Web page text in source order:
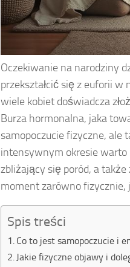
Oczekiwanie na narodziny
przekształcić się z euforii
wiele kobiet doświadcza
Burza hormonalna, jaka
samopoczucie fizyczne, ale
intensywnym okresie
zbliżający się poród, a
moment zarówno fizycznie,
Spis treści
Co to jest samopoczucie i
Jakie fizyczne objawy i